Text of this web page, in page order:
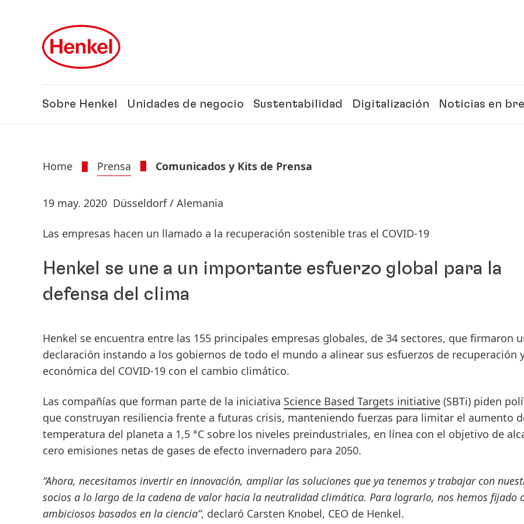
Sobre Henkel Unidades de negocio Sustentabilidad Digitalización Noticias en
Home Prensa Comunicados y Kits de Prensa
19 may. 2020 Düsseldorf / Alemania
Las empresas hacen un llamado a la recuperación sostenible tras el COVID-19
Henkel se une a un importante esfuerzo global para la
defensa del clima
Henkel se encuentra entre las 155 principales empresas globales, de 34 sectores, que firmaron
declaración instando a los gobiernos de todo el mundo a alinear sus esfuerzos de recuperación
económica del COVID-19 con el cambio climático.
Las compañías que forman parte de la iniciativa Science Based Targets initiative (SBTi) piden
que construyan resiliencia frente a futuras crisis, manteniendo fuerzas para limitar el aumento
temperatura del planeta a 1,5 °C sobre los niveles preindustriales, en línea con el objetivo de
cero emisiones netas de gases de efecto invernadero para 2050.
“Ahora, necesitamos invertir en innovación, ampliar las soluciones que ya tenemos y trabajar con
socios a lo largo de la cadena de valor hacia la neutralidad climática. Para lograrlo, nos hemos fijado
ambiciosos basados en la ciencia”, declaró Carsten Knobel, CEO de Henkel.